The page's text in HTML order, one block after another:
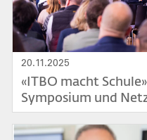
20.11.2025
«ITBO macht
Symposium und
Bild